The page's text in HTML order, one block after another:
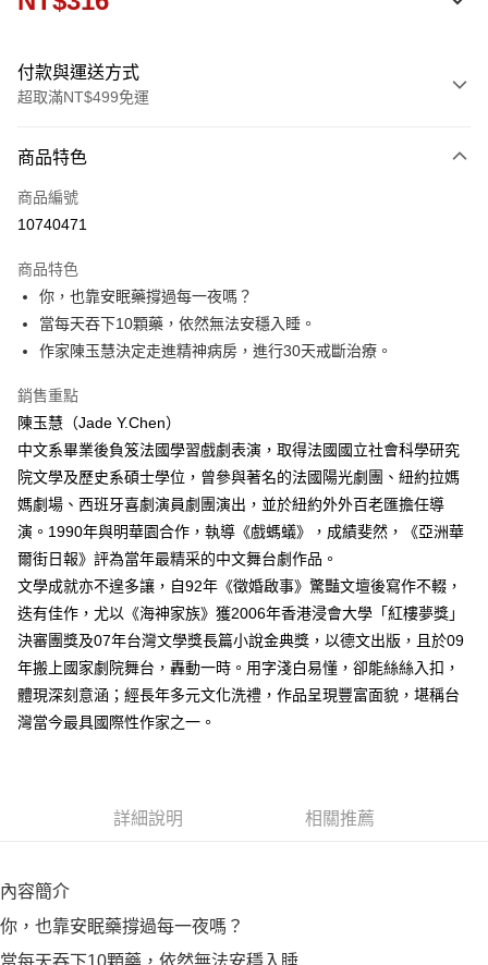
付款與運送方式
超取滿NT$499免運
信用卡一次付款
運送方式
付款後全家取貨
每筆NT$60，滿NT$499(含以上)免運費
付款後7-11取貨
每筆NT$60，滿NT$499(含以上)免運費
宅配
每筆NT$100，滿NT$499(含以上)免運費
商品特色
商品編號
10740471
商品特色
你，也靠安眠藥撐過每一夜嗎？
當每天吞下10顆藥，依然無法安穩入睡。
作家陳玉慧決定走進精神病房，進行30天戒斷治療。
銷售重點
陳玉慧（Jade Y.Chen）
中文系畢業後負笈法國學習戲劇表演，取得法國國立社會科學研究
院文學及歷史系碩士學位，曾參與著名的法國陽光劇團、紐約拉媽
媽劇場、西班牙喜劇演員劇團演出，並於紐約外外百老匯擔任導
演。1990年與明華園合作，執導《戲螞蟻》，成績斐然，《亞洲華
爾街日報》評為當年最精采的中文舞台劇作品。
文學成就亦不遑多讓，自92年《徵婚啟事》驚豔文壇後寫作不輟，
迭有佳作，尤以《海神家族》獲2006年香港浸會大學「紅樓夢獎」
決審團獎及07年台灣文學獎長篇小說金典獎，以德文出版，且於09
年搬上國家劇院舞台，轟動一時。用字淺白易懂，卻能絲絲入扣，
體現深刻意涵；經長年多元文化洗禮，作品呈現豐富面貌，堪稱台
灣當今最具國際性作家之一。
詳細說明 相關推薦
內容簡介
你，也靠安眠藥撐過每一夜嗎？
當每天吞下10顆藥，依然無法安穩入睡